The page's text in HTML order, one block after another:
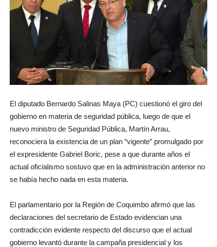
El diputado Bernardo Salinas Maya (PC) cuestionó el giro del
gobierno en materia de seguridad pública, luego de que el
nuevo ministro de Seguridad Pública, Martín Arrau,
reconociera la existencia de un plan “vigente” promulgado por
el expresidente Gabriel Boric, pese a que durante años el
actual oficialismo sostuvo que en la administración anterior no
se había hecho nada en esta materia.
El parlamentario por la Región de Coquimbo afirmó que las
declaraciones del secretario de Estado evidencian una
contradicción evidente respecto del discurso que el actual
gobierno levantó durante la campaña presidencial y los